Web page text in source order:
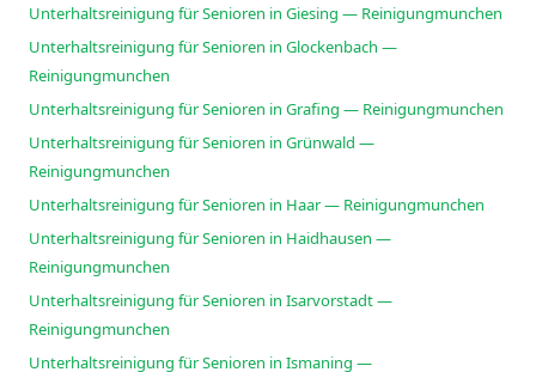
Unterhaltsreinigung für Senioren in Giesing — Reinigungmunchen
Unterhaltsreinigung für Senioren in Glockenbach —
Reinigungmunchen
Unterhaltsreinigung für Senioren in Grafing — Reinigungmunchen
Unterhaltsreinigung für Senioren in Grünwald —
Reinigungmunchen
Unterhaltsreinigung für Senioren in Haar — Reinigungmunchen
Unterhaltsreinigung für Senioren in Haidhausen —
Reinigungmunchen
Unterhaltsreinigung für Senioren in Isarvorstadt —
Reinigungmunchen
Unterhaltsreinigung für Senioren in Ismaning —